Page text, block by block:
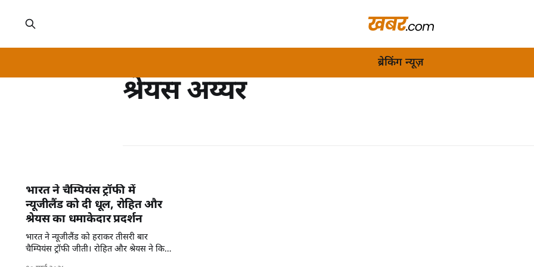
ब्रेकिंग न्यूज़
श्रेयस अय्यर
भारत ने चैम्पियंस ट्रॉफी में
न्यूजीलैंड को दी धूल, रोहित और
श्रेयस का धमाकेदार प्रदर्शन
भारत ने न्यूजीलैंड को हराकर तीसरी बार
चैम्पियंस ट्रॉफी जीती। रोहित और श्रेयस ने किया
अद्भुत प्रदर्शन।